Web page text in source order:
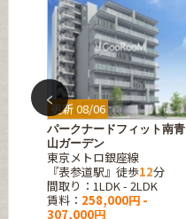
更新 08/06
パークナードフィット南青
山ガーデン
東京メトロ銀座線
『表参道駅』徒歩12分
間取り：1LDK - 2LDK
賃料： 258,000円 -
307,000円